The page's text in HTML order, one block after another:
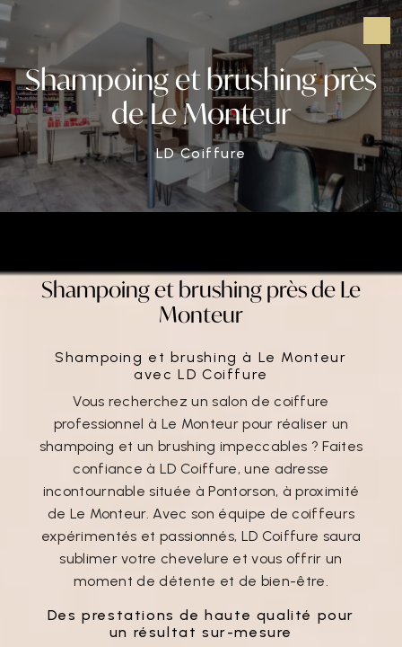
Shampoing et brushing près
de Le Monteur
LD Coiffure
Shampoing et brushing près de Le
Monteur
Shampoing et brushing à Le Monteur
avec LD Coiffure
Vous recherchez un salon de coiffure
professionnel à Le Monteur pour réaliser un
shampoing et un brushing impeccables ? Faites
confiance à LD Coiffure, une adresse
incontournable située à Pontorson, à proximité
de Le Monteur. Avec son équipe de coiffeurs
expérimentés et passionnés, LD Coiffure saura
sublimer votre chevelure et vous offrir un
moment de détente et de bien-être.
Des prestations de haute qualité pour
un résultat sur-mesure
Panneau de gestion des cookies